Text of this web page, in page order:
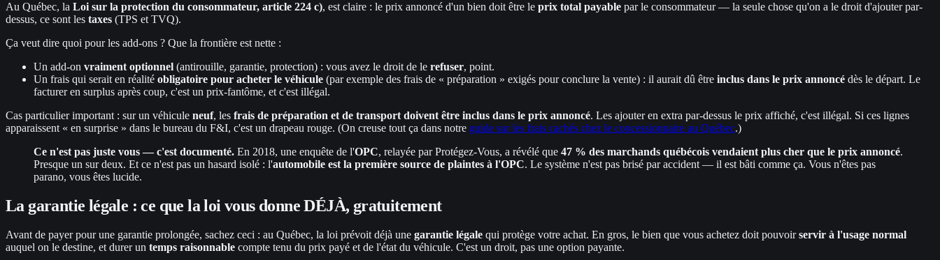
Au Québec, la Loi sur la protection du consommateur, article 224 c), est claire : le prix annoncé d'un bien doit être le prix total payable par le consommateur — la seule chose qu'on a le droit d'ajouter par-
dessus, ce sont les taxes (TPS et TVQ).
Ça veut dire quoi pour les add-ons ? Que la frontière est nette :
Un add-on vraiment optionnel (antirouille, garantie, protection) : vous avez le droit de le refuser, point.
Un frais qui serait en réalité obligatoire pour acheter le véhicule (par exemple des frais de « préparation » exigés pour conclure la vente) : il aurait dû être inclus dans le prix annoncé dès le départ. Le
facturer en surplus après coup, c'est un prix-fantôme, et c'est illégal.
Cas particulier important : sur un véhicule neuf, les frais de préparation et de transport doivent être inclus dans le prix annoncé. Les ajouter en extra par-dessus le prix affiché, c'est illégal. Si ces lignes
apparaissent « en surprise » dans le bureau du F&I, c'est un drapeau rouge. (On creuse tout ça dans notre guide sur les frais cachés chez le concessionnaire au Québec.)
Ce n'est pas juste vous — c'est documenté. En 2018, une enquête de l'OPC, relayée par Protégez-Vous, a révélé que 47 % des marchands québécois vendaient plus cher que le prix annoncé.
Presque un sur deux. Et ce n'est pas un hasard isolé : l'automobile est la première source de plaintes à l'OPC. Le système n'est pas brisé par accident — il est bâti comme ça. Vous n'êtes pas
parano, vous êtes lucide.
La garantie légale : ce que la loi vous donne DÉJÀ, gratuitement
Avant de payer pour une garantie prolongée, sachez ceci : au Québec, la loi prévoit déjà une garantie légale qui protège votre achat. En gros, le bien que vous achetez doit pouvoirservir à l'usage normal
auquel on le destine, et durer un temps raisonnable compte tenu du prix payé et de l'état du véhicule. C'est un droit, pas une option payante.